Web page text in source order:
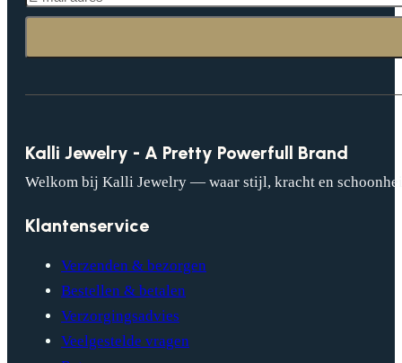
Kalli Jewelry - A Pretty Powerfull Brand
Welkom bij Kalli Jewelry — waar stijl, kracht en
Klantenservice
Verzenden & bezorgen
Bestellen & betalen
Verzorgingsadvies
Veelgestelde vragen